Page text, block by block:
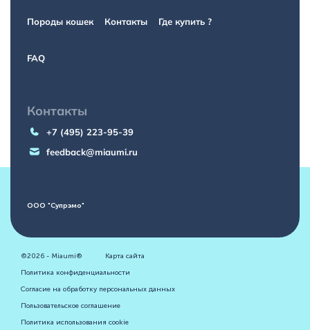
Породы кошек Контакты Где купить ?
FAQ
Контакты
+7 (495) 223-95-39
feedback@miaumi.ru
ООО "Супрэмо"
©2026 - Miaumi®
Карта сайта
Политика конфиденциальности
Согласие на обработку персональных данных
Пользовательское соглашение
Политика использования cookie